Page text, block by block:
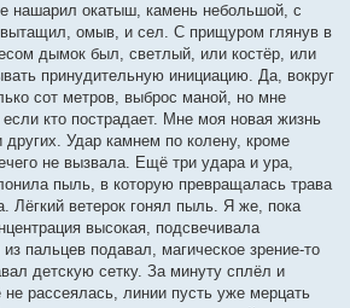
нашарил окатыш, камень небольшой, с
вытащил, омыв, и сел. С прищуром глянув в
дымок был, светлый, или костёр, или
принудительную инициацию. Да, вокруг
сот метров, выброс маной, но мне
кто пострадает. Мне моя новая жизнь
Удар камнем по колену, кроме
не вызвала. Ещё три удара и ура,
пыль, в которую превращалась трава
Лёгкий ветерок гонял пыль. Я же, пока
высокая, подсвечивала
пальцев подавал, магическое зрение-то
детскую сетку. За минуту сплёл и
рассеялась, линии пусть уже мерцать